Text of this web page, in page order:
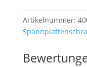
Artikelnummer: